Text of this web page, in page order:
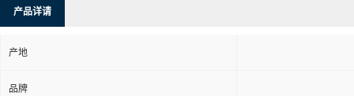
产品详请
产地
品牌